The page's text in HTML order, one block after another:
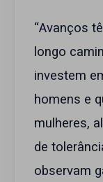
“Avanços
longo
investem
homens e
mulheres,
de
observam